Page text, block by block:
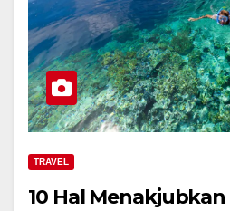
TRAVEL
10 Hal